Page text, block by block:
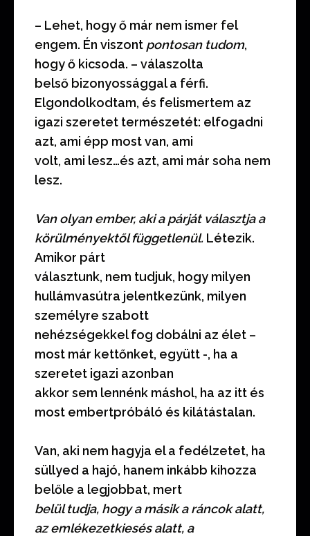
– Lehet, hogy ő már nem ismer fel
engem. Én viszont pontosan tudom,
hogy ő kicsoda. – válaszolta
belső bizonyossággal a férfi.
Elgondolkodtam, és felismertem az
igazi szeretet természetét: elfogadni
azt, ami épp most van, ami
volt, ami lesz…és azt, ami már soha nem
lesz.
Van olyan ember, aki a párját választja a
körülményektől függetlenül. Létezik.
Amikor párt
választunk, nem tudjuk, hogy milyen
hullámvasútra jelentkezünk, milyen
személyre szabott
nehézségekkel fog dobálni az élet –
most már kettőnket, együtt -, ha a
szeretet igazi azonban
akkor sem lennénk máshol, ha az itt és
most embertpróbáló és kilátástalan.
Van, aki nem hagyja el a fedélzetet, ha
süllyed a hajó, hanem inkább kihozza
belőle a legjobbat, mert
belül tudja, hogy a másik a ráncok alatt,
az emlékezetkiesés alatt, a